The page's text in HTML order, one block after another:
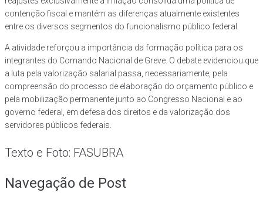
contenção fiscal e mantém as diferenças atualmente existentes
entre os diversos segmentos do funcionalismo público federal.
A atividade reforçou a importância da formação política para os
integrantes do Comando Nacional de Greve. O debate evidenciou que
a luta pela valorização salarial passa, necessariamente, pela
compreensão do processo de elaboração do orçamento público e
pela mobilização permanente junto ao Congresso Nacional e ao
governo federal, em defesa dos direitos e da valorização dos
servidores públicos federais.
Texto e Foto: FASUBRA
Navegação de Post